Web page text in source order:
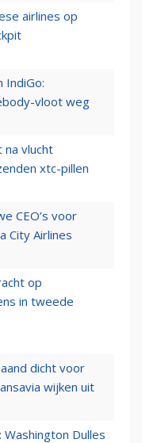
airlines op
IndiGo:
vloot weg
na vlucht
xtc-pillen
CEO’s voor
City Airlines
op
in tweede
dicht voor
wijken uit
Dulles